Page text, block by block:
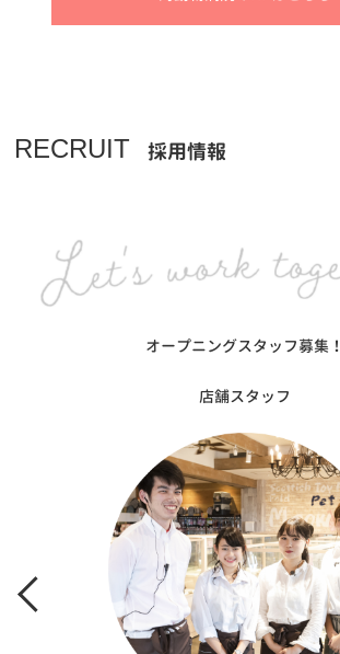
RECRUIT 採用情報
オープニングスタッフ募集！
店舗スタッフ